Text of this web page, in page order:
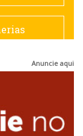
Anuncie aqui